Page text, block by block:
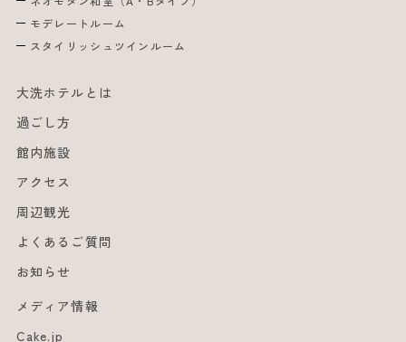
モデレートルーム
スタイリッシュツインルーム
大洗ホテルとは
過ごし方
館内施設
アクセス
周辺観光
よくあるご質問
お知らせ
メディア情報
Cake.jp